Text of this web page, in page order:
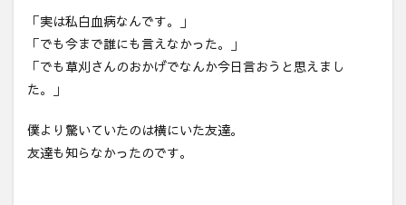
「実は私白血病なんです。」
「でも今まで誰にも言えなかった。」
「でも草刈さんのおかげでなんか今日言おうと思えまし
た。」
僕より驚いていたのは横にいた友達。
友達も知らなかったのです。